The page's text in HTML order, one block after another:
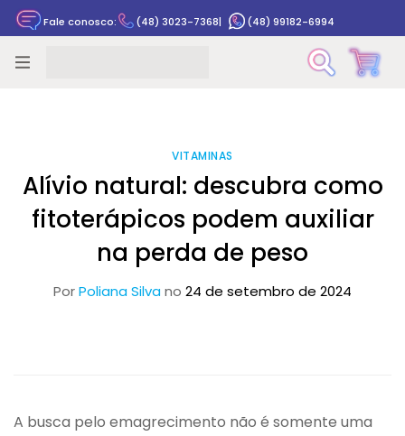
Fale conosco: (48) 3023-7368| (48) 99182-6994
VITAMINAS
Alívio natural: descubra como
fitoterápicos podem auxiliar
na perda de peso
PorPoliana Silvano 24 de setembro de 2024
A busca pelo emagrecimento não é somente uma